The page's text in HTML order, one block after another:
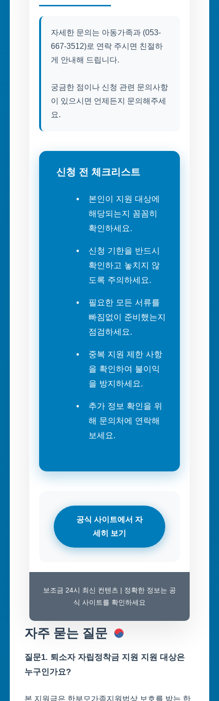
자세한 문의는 아동가족과 (053-
667-3512)로 연락 주시면 친절하
게 안내해 드립니다.
궁금한 점이나 신청 관련 문의사항
이 있으시면 언제든지 문의해주세
요.
신청 전 체크리스트
본인이 지원 대상에
해당되는지 꼼꼼히
확인하세요.
신청 기한을 반드시
확인하고 놓치지 않
도록 주의하세요.
필요한 모든 서류를
빠짐없이 준비했는지
점검하세요.
중복 지원 제한 사항
을 확인하여 불이익
을 방지하세요.
추가 정보 확인을 위
해 문의처에 연락해
보세요.
공식 사이트에서 자
세히 보기
보조금 24시 최신 컨텐츠 | 정확한 정보는 공
식 사이트를 확인하세요
자주 묻는 질문
질문1. 퇴소자 자립정착금 지원 지원 대상은
누구인가요?
본 지원금은 한부모가족지원법상 보호를 받는 한